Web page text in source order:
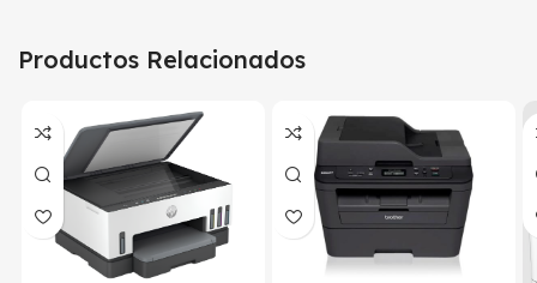
Productos Relacionados